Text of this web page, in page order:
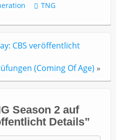
TNG
CBS veröffentlicht
(Coming Of Age) »
Season 2 auf
Details”